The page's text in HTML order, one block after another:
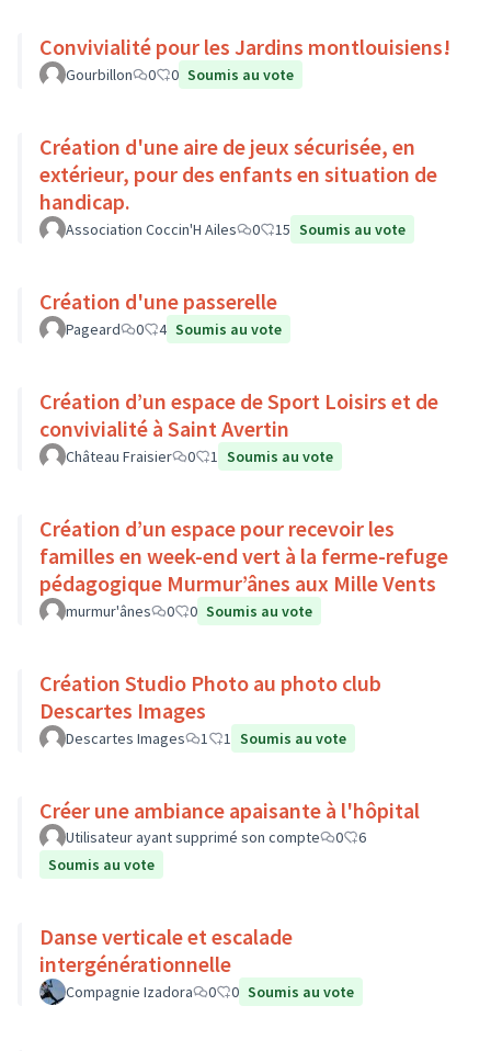
Convivialité pour les Jardins montlouisiens!
Gourbillon 0 0 Soumis au vote
Création d'une aire de jeux sécurisée, en
extérieur, pour des enfants en situation de
handicap.
Association Coccin'H Ailes 0 15 Soumis au vote
Création d'une passerelle
Pageard 0 4 Soumis au vote
Création d’un espace de Sport Loisirs et de
convivialité à Saint Avertin
Château Fraisier 0 1 Soumis au vote
Création d’un espace pour recevoir les
familles en week-end vert à la ferme-refuge
pédagogique Murmur’ânes aux Mille Vents
murmur'ânes 0 0 Soumis au vote
Création Studio Photo au photo club
Descartes Images
Descartes Images 1 1 Soumis au vote
Créer une ambiance apaisante à l'hôpital
Utilisateur ayant supprimé son compte 0
6
Soumis au vote
Danse verticale et escalade
intergénérationnelle
Compagnie Izadora 0 0 Soumis au vote